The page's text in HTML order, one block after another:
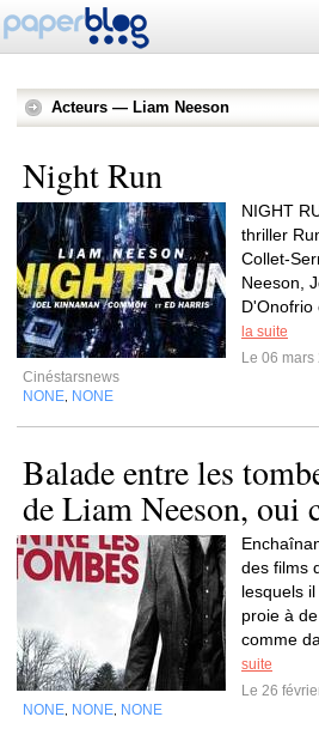
Acteurs — Liam Neeson
Night Run
NIGHT
thriller
Collet-
Neeson,
D'Onofrio
la suite
Le 06
Cinéstarsnews
NONE NONE
Balade entre les
de Liam Neeson, oui
des films
lesquels
proie à
comme
suite
Le 26
NONE NONE NONE